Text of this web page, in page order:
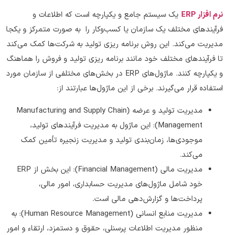
نرم افزار ERP
یک سیستم جامع و یکپارچه است که اطلاعات و
فرآیندهای مختلف یک سازمان یا کسب‌وکار را به صورت متمرکز و یکجا
مدیریت می‌کند. این روش برنامه ریزی تولید به شرکت‌ها کمک می‌کند
تا فرآیندهای مختلف خود مانند برنامه ریزی تولید و فروش را هماهنگ
و یکپارچه کنند. ماژول‌های ERP در بخش‌های مختلفی از سازمان مورد
استفاده قرار می‌گیرند. برخی از این ماژول‌ها عبارتند از:
مدیریت تولید و عرضه (Manufacturing and Supply Chain
Management): این ماژول به مدیریت فرآیندهای تولید،
موجودی‌ها، زمان‌بندی تولید و مدیریت زنجیره تأمین کمک
می‌کند.
مدیریت مالی (Financial Management): این بخش از ERP
خود شامل ماژول‌های مدیریت حسابداری، امور مالی،
پرداخت‌ها و گزارش‌دهی مالی است.
مدیریت منابع انسانی (Human Resource Management): به
منظور مدیریت اطلاعات پرسنلی، حقوق و دستمزد، ارتقاء و امور